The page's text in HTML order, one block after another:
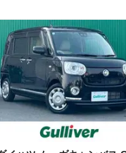
0文字/140文字